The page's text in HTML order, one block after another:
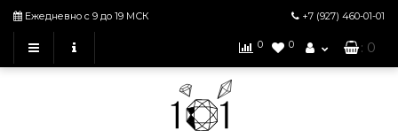
Ежедневно с 9 до 19 МСК +7 (927) 460-01-01
0 0 : 0